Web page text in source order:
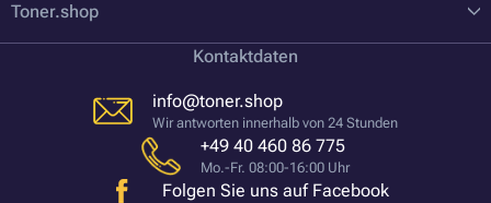
Toner.shop
Kontaktdaten
info@toner.shop
Wir antworten innerhalb von 24 Stunden
+49 40 460 86 775
Mo.-Fr. 08:00-16:00 Uhr
Folgen Sie uns auf Facebook